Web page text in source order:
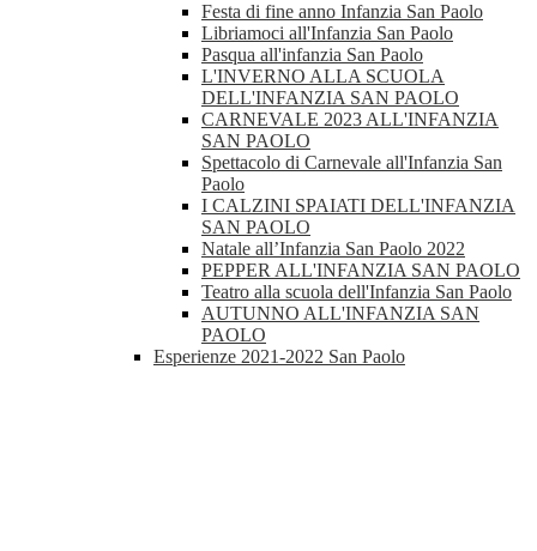
Festa di fine anno Infanzia San Paolo
Libriamoci all'Infanzia San Paolo
Pasqua all'infanzia San Paolo
L'INVERNO ALLA SCUOLA
DELL'INFANZIA SAN PAOLO
CARNEVALE 2023 ALL'INFANZIA
SAN PAOLO
Spettacolo di Carnevale all'Infanzia San
Paolo
I CALZINI SPAIATI DELL'INFANZIA
SAN PAOLO
Natale all’Infanzia San Paolo 2022
PEPPER ALL'INFANZIA SAN PAOLO
Teatro alla scuola dell'Infanzia San Paolo
AUTUNNO ALL'INFANZIA SAN
PAOLO
Esperienze 2021-2022 San Paolo